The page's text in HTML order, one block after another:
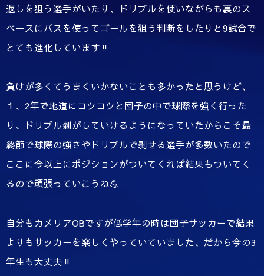
返しを狙う選手がいたり、ドリブルを使いながらも裏のス
ペースにパスを使ってゴールを狙う判断をしたりと9試合で
とても進化しています‼️
負けが多くてうまくいかないことも多かったと思うけど、
１、2年で地道にコツコツと団子の中で球際を強く行った
り、ドリブル剥がしていけるようになっていたからこそ最
終節で球際の強さやドリブルで剥せる選手が多数いたので
ここに今以上にポジションがついてくれば結果もついてく
るので頑張っていこうね💪
自分もカメリアOBですが低学年の時は団子サッカーで結果
よりもサッカーを楽しくやっていていました、だから今の3
年生も大丈夫‼️